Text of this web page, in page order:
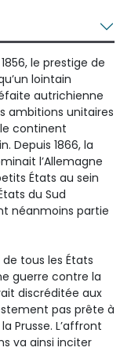
le prestige de
lointain
autrichienne
ambitions unitaires
continent
Depuis 1866, la
l’Allemagne
États au sein
du Sud
néanmoins partie
tous les États
guerre contre la
discréditée aux
pas prête à
Prusse. L’affront
va ainsi inciter